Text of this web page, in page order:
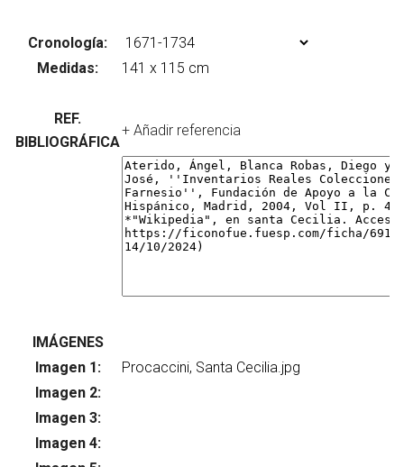
Cronología:
Medidas:
REF.
BIBLIOGRÁFICA
+ Añadir referencia
IMÁGENES
Imagen 1:
Imagen 2:
Imagen 3:
Imagen 4: